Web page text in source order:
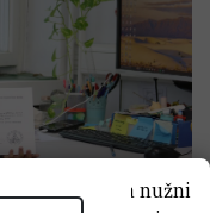
tih kolačića nužni